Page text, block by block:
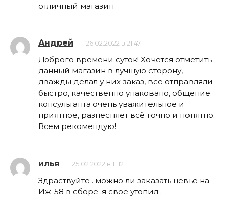
отличный магазин
Андрей 26.02.2022 в 21:47
Доброго времени суток! Хочется отметить
данный магазин в лучшую сторону,
дважды делал у них заказ, всё отправляли
быстро, качественно упаковано, общение
консультанта очень уважительное и
приятное, разнесняет всё точно и понятно.
Всем рекомендую!
илья 25.02.2022 в 11:12
Здраствуйте . можно ли заказать цевье на
Иж-58 в сборе .я свое утопил .